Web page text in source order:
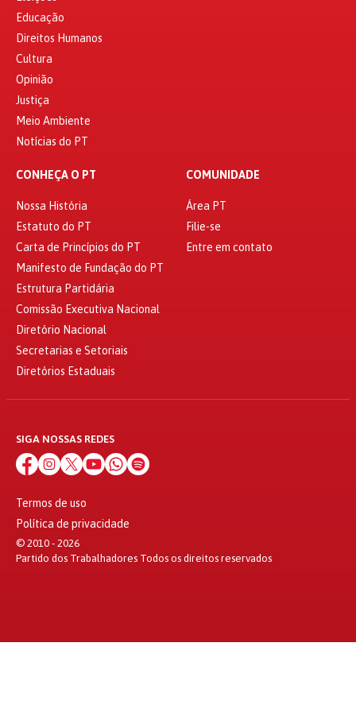
Educação
Direitos Humanos
Cultura
Opinião
Justiça
Meio Ambiente
Notícias do PT
CONHEÇA O PT
Nossa História
Estatuto do PT
Carta de Princípios do PT
Manifesto de Fundação do PT
Estrutura Partidária
Comissão Executiva Nacional
Diretório Nacional
Secretarias e Setoriais
Diretórios Estaduais
COMUNIDADE
Área PT
Filie-se
Entre em contato
SIGA NOSSAS REDES
Termos de uso
Política de privacidade
© 2010 - 2026
Partido dos Trabalhadores Todos os direitos reservados